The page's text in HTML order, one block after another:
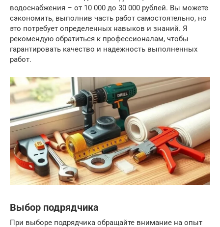
водоснабжения – от 10 000 до 30 000 рублей. Вы можете
сэкономить, выполнив часть работ самостоятельно, но
это потребует определенных навыков и знаний. Я
рекомендую обратиться к профессионалам, чтобы
гарантировать качество и надежность выполненных
работ.
Выбор подрядчика
При выборе подрядчика обращайте внимание на опыт